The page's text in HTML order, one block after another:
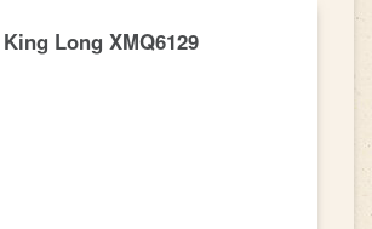
King Long XMQ6129